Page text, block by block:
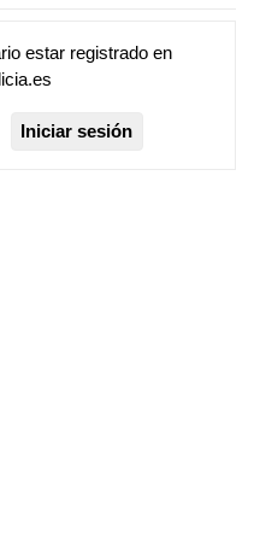
estar registradoen
Iniciar sesión